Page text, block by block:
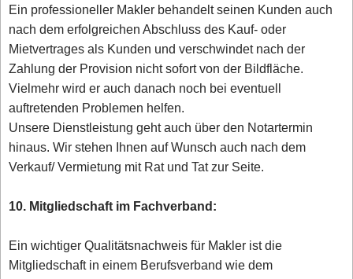
Ein professioneller Makler behandelt seinen Kunden auch
nach dem erfolgreichen Abschluss des Kauf- oder
Mietvertrages als Kunden und verschwindet nach der
Zahlung der Provision nicht sofort von der Bildfläche.
Vielmehr wird er auch danach noch bei eventuell
auftretenden Problemen helfen.
Unsere Dienstleistung geht auch über den Notartermin
hinaus. Wir stehen Ihnen auf Wunsch auch nach dem
Verkauf/ Vermietung mit Rat und Tat zur Seite.
10. Mitgliedschaft im Fachverband:
Ein wichtiger Qualitätsnachweis für Makler ist die
Mitgliedschaft in einem Berufsverband wie dem